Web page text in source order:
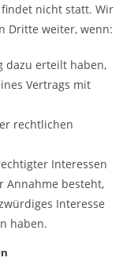
nicht statt. Wir
Dritte weiter, wenn:
dazu erteilt haben,
Vertrags mit
rechtlichen
Interessen
Annahme besteht,
Interesse
haben.